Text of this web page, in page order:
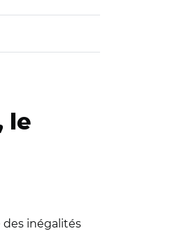
le
des inégalités